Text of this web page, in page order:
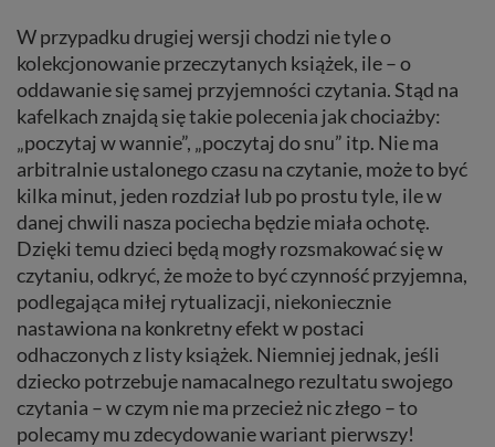
W przypadku drugiej wersji chodzi nie tyle o
kolekcjonowanie przeczytanych książek, ile – o
oddawanie się samej przyjemności czytania. Stąd na
kafelkach znajdą się takie polecenia jak chociażby:
„poczytaj w wannie”, „poczytaj do snu” itp. Nie ma
arbitralnie ustalonego czasu na czytanie, może to być
kilka minut, jeden rozdział lub po prostu tyle, ile w
danej chwili nasza pociecha będzie miała ochotę.
Dzięki temu dzieci będą mogły rozsmakować się w
czytaniu, odkryć, że może to być czynność przyjemna,
podlegająca miłej rytualizacji, niekoniecznie
nastawiona na konkretny efekt w postaci
odhaczonych z listy książek. Niemniej jednak, jeśli
dziecko potrzebuje namacalnego rezultatu swojego
czytania – w czym nie ma przecież nic złego – to
polecamy mu zdecydowanie wariant pierwszy!